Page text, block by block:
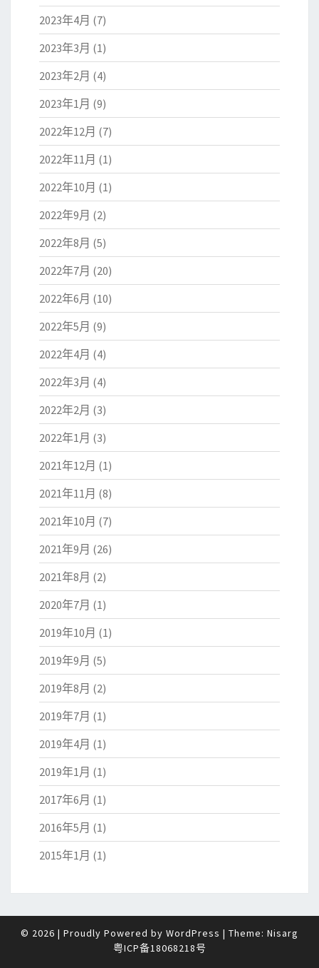
2023年4月 (7)
2023年3月 (1)
2023年2月 (4)
2023年1月 (9)
2022年12月 (7)
2022年11月 (1)
2022年10月 (1)
2022年9月 (2)
2022年8月 (5)
2022年7月 (20)
2022年6月 (10)
2022年5月 (9)
2022年4月 (4)
2022年3月 (4)
2022年2月 (3)
2022年1月 (3)
2021年12月 (1)
2021年11月 (8)
2021年10月 (7)
2021年9月 (26)
2021年8月 (2)
2020年7月 (1)
2019年10月 (1)
2019年9月 (5)
2019年8月 (2)
2019年7月 (1)
2019年4月 (1)
2019年1月 (1)
2017年6月 (1)
2016年5月 (1)
2015年1月 (1)
© 2026 | Proudly Powered by WordPress | Theme: Nisarg
粤ICP备18068218号